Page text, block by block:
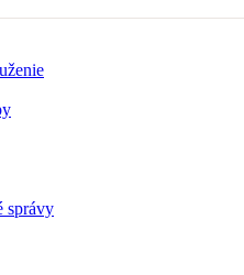
správy